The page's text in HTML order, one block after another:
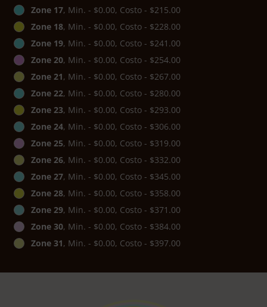
Zone 17, Min. - $0.00, Costo - $215.00
Zone 18, Min. - $0.00, Costo - $228.00
Zone 19, Min. - $0.00, Costo - $241.00
Zone 20, Min. - $0.00, Costo - $254.00
Zone 21, Min. - $0.00, Costo - $267.00
Zone 22, Min. - $0.00, Costo - $280.00
Zone 23, Min. - $0.00, Costo - $293.00
Zone 24, Min. - $0.00, Costo - $306.00
Zone 25, Min. - $0.00, Costo - $319.00
Zone 26, Min. - $0.00, Costo - $332.00
Zone 27, Min. - $0.00, Costo - $345.00
Zone 28, Min. - $0.00, Costo - $358.00
Zone 29, Min. - $0.00, Costo - $371.00
Zone 30, Min. - $0.00, Costo - $384.00
Zone 31, Min. - $0.00, Costo - $397.00